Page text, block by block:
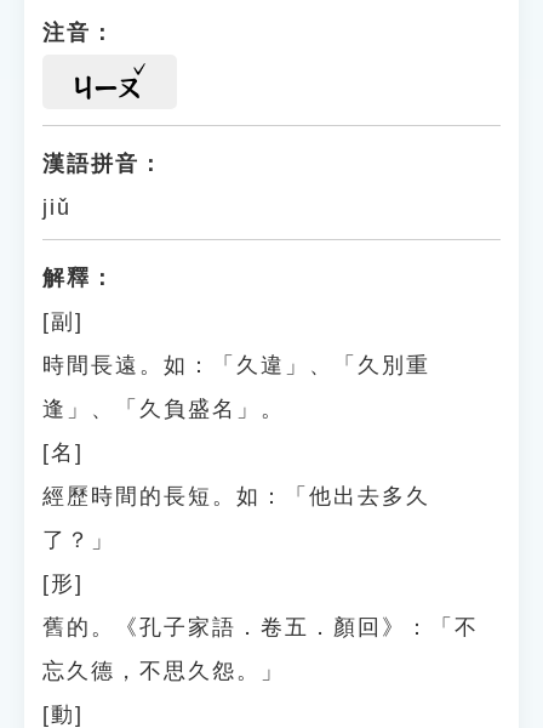
注音：
ㄐㄧㄡ
漢語拼音：
jiǔ
解釋：
[副]
時間長遠。如：「久違」、「久別重
逢」、「久負盛名」。
[名]
經歷時間的長短。如：「他出去多久
了？」
[形]
舊的。《孔子家語．卷五．顏回》：「不
忘久德，不思久怨。」
[動]